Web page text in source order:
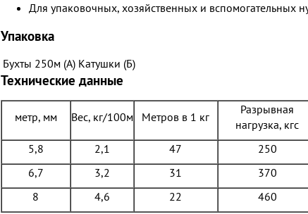
Для упаковочных, хозяйственных и вспомогательных
Упаковка
Бухты 250м (А) Катушки (Б)
Технические данные
метр, мм Вес, кг/100м Метров в 1 кг
Разрывная
нагрузка, кгс
5,8
2,1 47
250
6,7
3,2 31
370
8
4,6 22 460